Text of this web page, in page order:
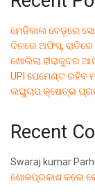
ମେଡିକାଲ ବେଡ଼ରେ
ଦିନରେ ଅଫିସ୍,
ଖୋଲିଲା ହୀରାକୁଦର
UPI ପେମେଣ୍ଟ ରହିବ
ଲଘୁଚାପ କ୍ଷେତ୍ର
Recent
Swaraj kumar Parhi
ଶୋକପ୍ରକାଶ କଲେ